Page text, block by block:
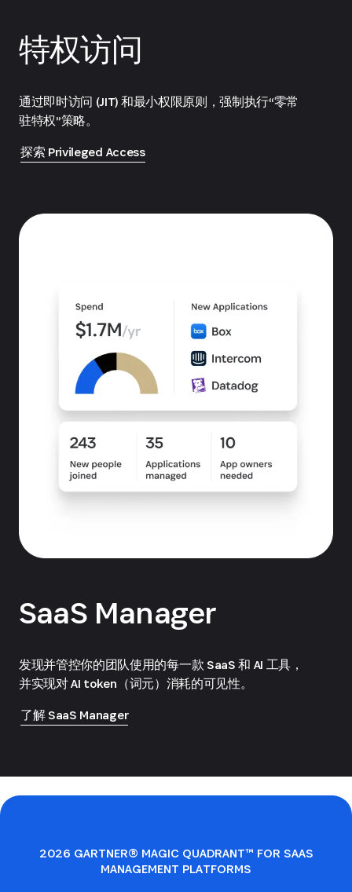
特权访问
通过即时访问 (JIT) 和最小权限原则，强制执行“零常
驻特权”策略。
探索 Privileged Access
SaaS Manager
发现并管控你的团队使用的每一款 SaaS 和 AI 工具，
并实现对 AI token（词元）消耗的可见性。
了解 SaaS Manager
2026 GARTNER® MAGIC QUADRANT™ FOR SAAS
MANAGEMENT PLATFORMS